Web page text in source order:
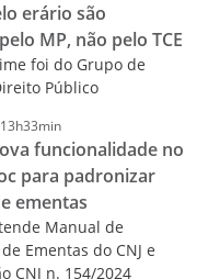
erário são
MP, não pelo TCE
foi do Grupo de
Público
13h33min
funcionalidade no
para padronizar
ementas
Manual de
Ementas do CNJ e
CNJ n. 154/2024